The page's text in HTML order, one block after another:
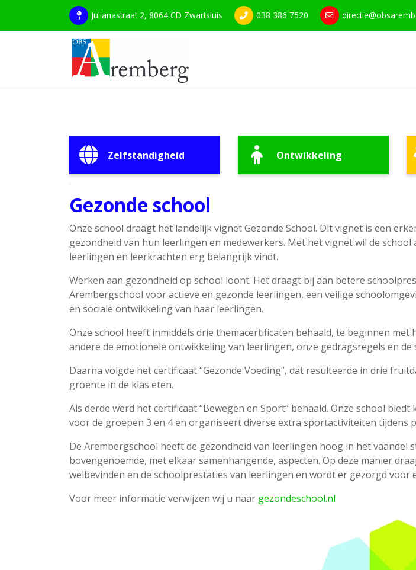
Julianastraat 2, 8064 CD Zwartsluis 038 386 7520
Zelfstandigheid Ontwikkeling
Gezonde school
Onze school draagt het landelijk vignet Gezonde School. Dit vignet is een
gezondheid van hun leerlingen en medewerkers. Met het vignet wil de
leerlingen en leerkrachten erg belangrijk vindt.
Werken aan gezondheid op school loont. Het draagt bij aan betere
Arembergschool voor actieve en gezonde leerlingen, een veilige
en sociale ontwikkeling van haar leerlingen.
Onze school heeft inmiddels drie themacertificaten behaald, te beginnen
andere de emotionele ontwikkeling van leerlingen, onze gedragsregels en de
Daarna volgde het certificaat “Gezonde Voeding”, dat resulteerde in drie
groente in de klas eten.
Als derde werd het certificaat “Bewegen en Sport” behaald. Onze school
voor de groepen 3 en 4 en organiseert diverse extra sportactiviteiten tijdens
De Arembergschool heeft de gezondheid van leerlingen hoog in het
bovengenoemde, met elkaar samenhangende, aspecten. Op deze manier
welbevinden en de schoolprestaties van leerlingen en wordt er gezorgd
Voor meer informatie verwijzen wij u naar gezondeschool.nl